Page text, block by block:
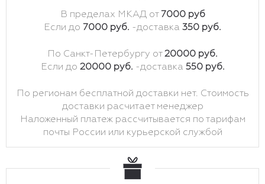
В пределах МКАД от 7000 руб
Если до 7000 руб. -доставка 350 руб.
По Санкт-Петербургу от20000 руб.
Если до 20000 руб. -доставка 550 руб.
По регионам бесплатной доставки нет. Стоимость
доставки расчитает менеджер
Наложенный платеж рассчитывается по тарифам
почты России или курьерской службой